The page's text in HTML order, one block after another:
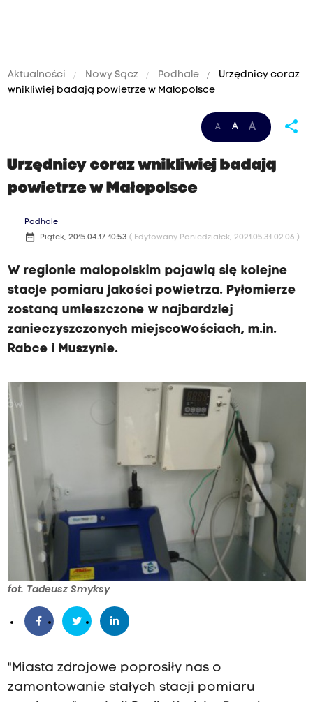
Aktualności Nowy Sącz Podhale
Urzędnicy coraz
wnikliwiej badają powietrze w Małopolsce
A A A share
Urzędnicy coraz wnikliwiej badają
powietrze w Małopolsce
Podhale
date_range Piątek, 2015.04.17 10:53 ( Edytowany Poniedziałek, 2021.05.31 02:06 )
W regionie małopolskim pojawią się kolejne
stacje pomiaru jakości powietrza. Pyłomierze
zostaną umieszczone w najbardziej
zanieczyszczonych miejscowościach, m.in.
Rabce i Muszynie.
fot. Tadeusz Smyksy
"Miasta zdrojowe poprosiły nas o
zamontowanie stałych stacji pomiaru